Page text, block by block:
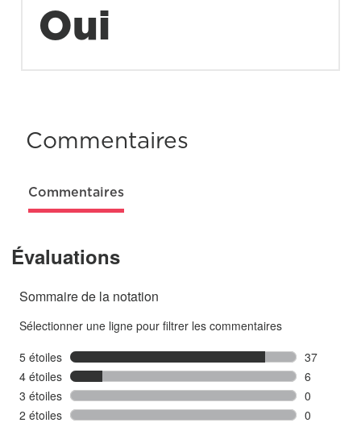
Oui
Commentaires
Commentaires